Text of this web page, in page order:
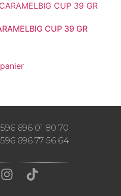
CUP 39 GR
696 01 80 70
696 77 56 64